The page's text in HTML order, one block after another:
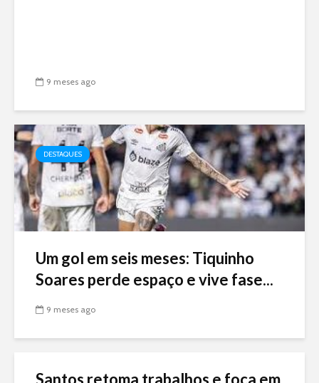
9 meses ago
DESTAQUES
Um gol em seis meses: Tiquinho
Soares perde espaço e vive fase...
9 meses ago
Santos retoma trabalhos e foca em